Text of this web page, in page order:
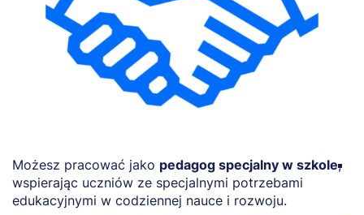
Możesz pracować jako pedagog specjalny w szkole,
wspierając uczniów ze specjalnymi potrzebami
edukacyjnymi w codziennej nauce i rozwoju.